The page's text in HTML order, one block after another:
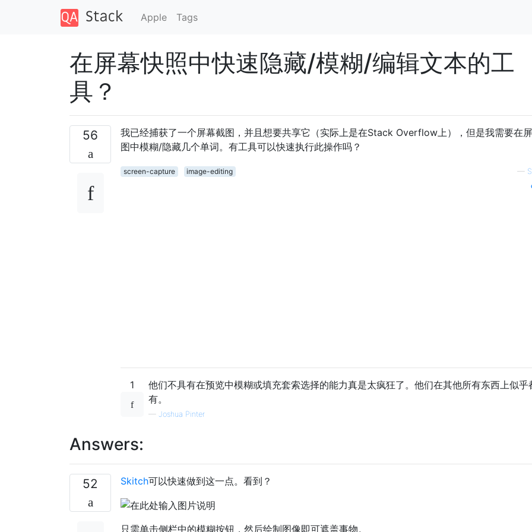
Apple Tags
在屏幕快照中快速隐藏/模糊/编辑文本的工
具？
56
我已经捕获了一个屏幕截图，并且想要共享它（实际上是在Stack Overflow上），但是我需要在
图中模糊/隐藏几个单词。有工具可以快速执行此操作吗？
screen-capture image-editing —
1
他们不具有在预览中模糊或填充套索选择的能力真是太疯狂了。他们在其他所有东西上似乎
有。
— Joshua Pinter
Answers:
52 Skitch可以快速做到这一点。看到？
只需单击侧栏中的模糊按钮，然后绘制图像即可遮盖事物。